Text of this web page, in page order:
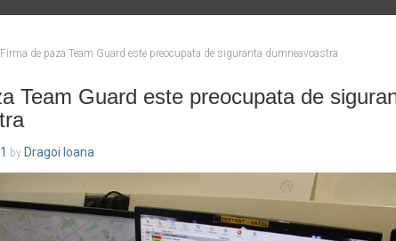
Firma de paza Team Guard este preocupata de siguranta dumneavoastra
Team Guard este preocupata de
by Dragoi Ioana